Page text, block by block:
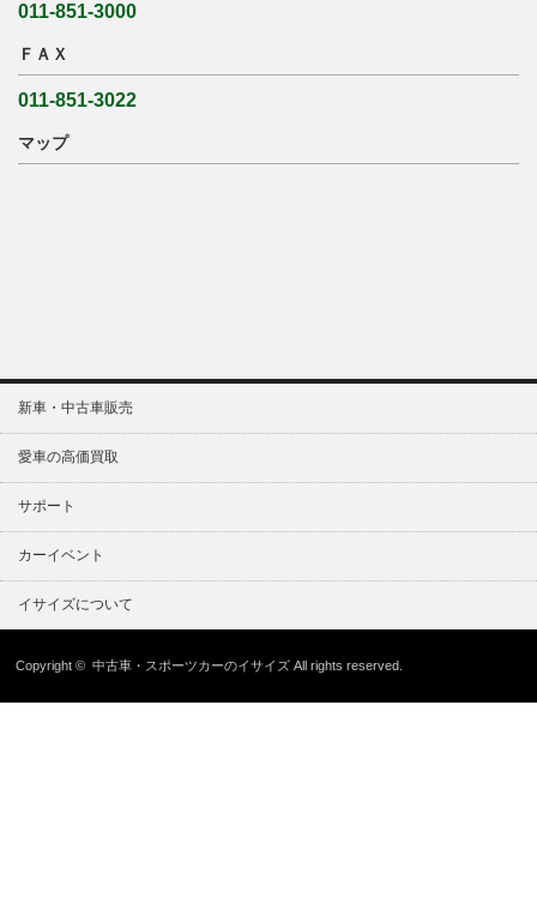
011-851-3000
ＦＡＸ
011-851-3022
マップ
新車・中古車販売
愛車の高価買取
サポート
カーイベント
イサイズについて
Copyright ©中古車・スポーツカーのイサイズ All rights reserved.